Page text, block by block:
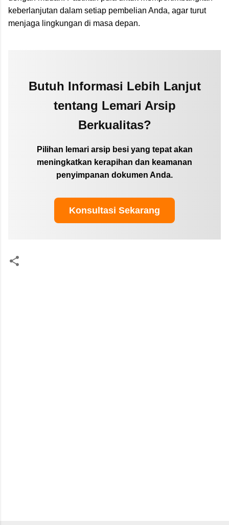
keberlanjutan dalam setiap pembelian Anda, agar turut
menjaga lingkungan di masa depan.
Butuh Informasi Lebih Lanjut
tentang Lemari Arsip
Berkualitas?
Pilihan lemari arsip besi yang tepat akan
meningkatkan kerapihan dan keamanan
penyimpanan dokumen Anda.
Konsultasi Sekarang